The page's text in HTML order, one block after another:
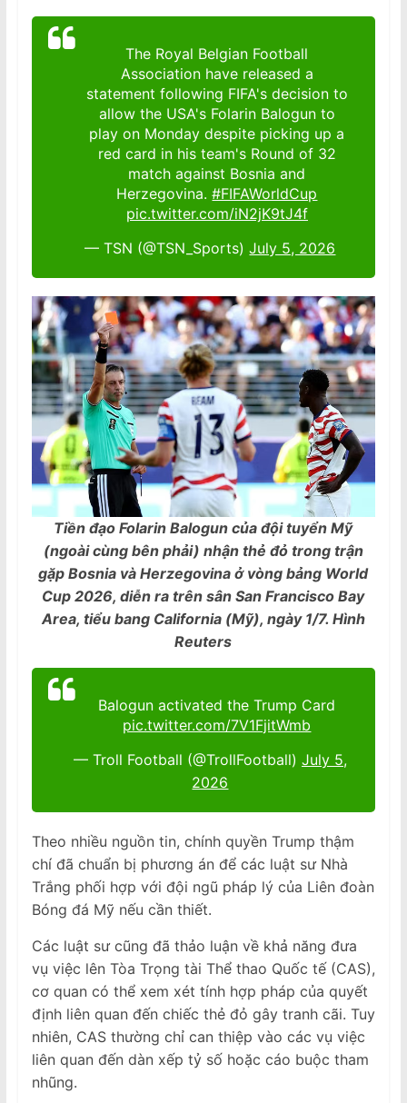
The Royal Belgian Football
Association have released a
statement following FIFA's decision to
allow the USA's Folarin Balogun to
play on Monday despite picking up a
red card in his team's Round of 32
match against Bosnia and
Herzegovina.#FIFAWorldCup
pic.twitter.com/iN2jK9tJ4f
— TSN (@TSN_Sports)July 5, 2026
Tiền đạo Folarin Balogun của đội tuyển Mỹ
(ngoài cùng bên phải) nhận thẻ đỏ trong trận
gặp Bosnia và Herzegovina ở vòng bảng World
Cup 2026, diễn ra trên sân San Francisco Bay
Area, tiểu bang California (Mỹ), ngày 1/7. Hình
Reuters
Balogun activated the Trump Card
pic.twitter.com/7V1FjitWmb
— Troll Football (@TrollFootball) July 5,
2026
Theo nhiều nguồn tin, chính quyền Trump thậm
chí đã chuẩn bị phương án để các luật sư Nhà
Trắng phối hợp với đội ngũ pháp lý của Liên đoàn
Bóng đá Mỹ nếu cần thiết.
Các luật sư cũng đã thảo luận về khả năng đưa
vụ việc lên Tòa Trọng tài Thể thao Quốc tế (CAS),
cơ quan có thể xem xét tính hợp pháp của quyết
định liên quan đến chiếc thẻ đỏ gây tranh cãi. Tuy
nhiên, CAS thường chỉ can thiệp vào các vụ việc
liên quan đến dàn xếp tỷ số hoặc cáo buộc tham
nhũng.